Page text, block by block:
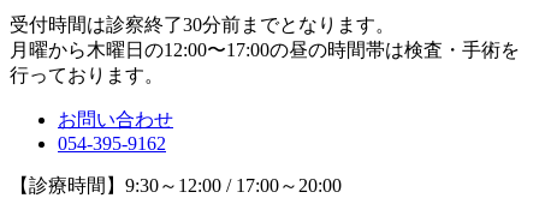
受付時間は診察終了30分前までとなります。
月曜から木曜日の12:00〜17:00の昼の時間帯は検査・手術を
行っております。
お問い合わせ
054-395-9162
【診療時間】9:30～12:00 / 17:00～20:00